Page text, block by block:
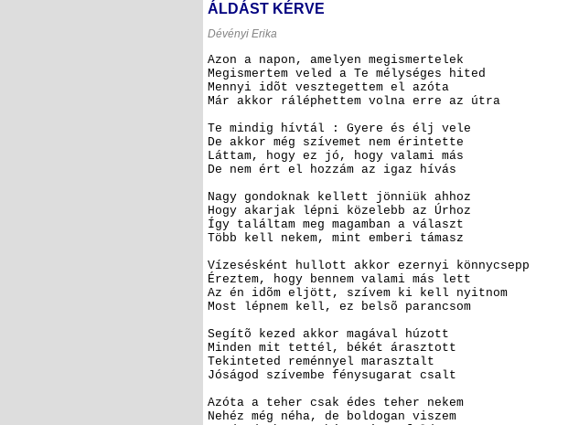
ÁLDÁST KÉRVE
Dévényi Erika
Azon a napon, amelyen megismertelek
Megismertem veled a Te mélységes hited
Mennyi idõt vesztegettem el azóta
Már akkor ráléphettem volna erre az útra
Te mindig hívtál : Gyere és élj vele
De akkor még szívemet nem érintette
Láttam, hogy ez jó, hogy valami más
De nem ért el hozzám az igaz hívás
Nagy gondoknak kellett jönniük ahhoz
Hogy akarjak lépni közelebb az Úrhoz
Így találtam meg magamban a választ
Több kell nekem, mint emberi támasz
Vízesésként hullott akkor ezernyi könnycsepp
Éreztem, hogy bennem valami más lett
Az én idõm eljött, szívem ki kell nyitnom
Most lépnem kell, ez belsõ parancsom
Segítõ kezed akkor magával húzott
Minden mit tettél, békét árasztott
Tekinteted reménnyel marasztalt
Jóságod szívembe fénysugarat csalt
Azóta a teher csak édes teher nekem
Nehéz még néha, de boldogan viszem